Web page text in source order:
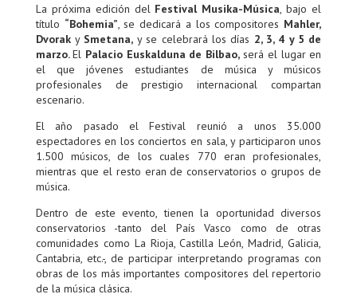
La próxima edición del Festival Musika-Música, bajo el
título “Bohemia”, se dedicará a los compositores Mahler,
Dvoraky Smetana, y se celebrará los días 2, 3, 4 y 5 de
marzo.El Palacio Euskalduna de Bilbao,será el lugar en
el que jóvenes estudiantes de música y músicos
profesionales de prestigio internacional compartan
escenario.
El año pasado el Festival reunió a unos 35.000
espectadores en los conciertos en sala, y participaron unos
1.500 músicos, de los cuales 770 eran profesionales,
mientras que el resto eran de conservatorios o grupos de
música.
Dentro de este evento, tienen la oportunidad diversos
conservatorios -tanto del País Vasco como de otras
comunidades como La Rioja, Castilla León, Madrid, Galicia,
Cantabria, etc.-, de participar interpretando programas con
obras de los más importantes compositores del repertorio
de la música clásica.